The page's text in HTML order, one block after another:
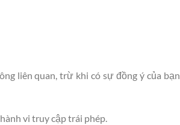
liên quan, trừ khi có sự đồng ý của bạn
vi truy cập trái phép.